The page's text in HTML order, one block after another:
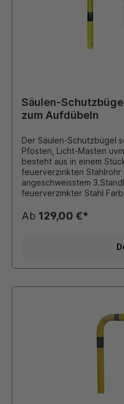
Säulen-
zum Aufdübeln
Der Säulen-Schutzbügel
Pfosten, Licht-Masten uvm. vor Anfahrschäden.
besteht aus in einem
feuerverzinkten Stahlrohr
angeschweisstem 3.Standbein. Material:
feuerverzinkter Stahl
mm Gesamtlänge: 650
Innen- oder
Ab 129,00 €*